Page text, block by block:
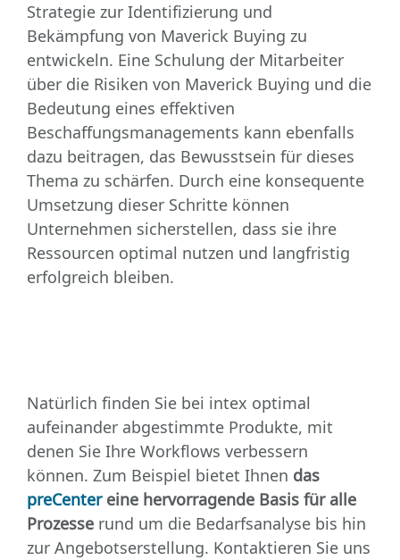
Strategie zur Identifizierung und
Bekämpfung von Maverick Buying zu
entwickeln. Eine Schulung der Mitarbeiter
über die Risiken von Maverick Buying und die
Bedeutung eines effektiven
Beschaffungsmanagements kann ebenfalls
dazu beitragen, das Bewusstsein für dieses
Thema zu schärfen. Durch eine konsequente
Umsetzung dieser Schritte können
Unternehmen sicherstellen, dass sie ihre
Ressourcen optimal nutzen und langfristig
erfolgreich bleiben.
Natürlich finden Sie bei intex optimal
aufeinander abgestimmte Produkte, mit
denen Sie Ihre Workflows verbessern
können. Zum Beispiel bietet Ihnen das
preCentereine hervorragende Basis für alle
Prozesse rund um die Bedarfsanalyse bis hin
zur Angebotserstellung. Kontaktieren Sie uns